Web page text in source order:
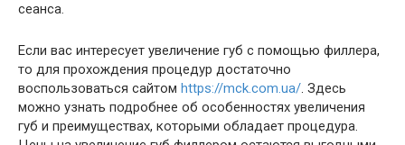
сеанса.
Если вас интересует увеличение губ с помощью филлера,
то для прохождения процедур достаточно
воспользоваться сайтом https://mck.com.ua/. Здесь
можно узнать подробнее об особенностях увеличения
губ и преимуществах, которыми обладает процедура.